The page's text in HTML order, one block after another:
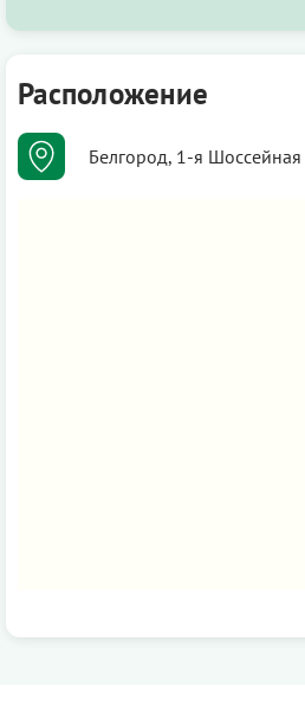
Расположение
Белгород, 1-я Шоссейная